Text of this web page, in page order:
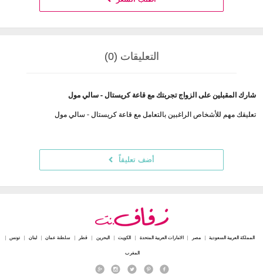
التعليقات (0)
شارك المقبلين على الزواج تجربتك مع قاعة كريستال - سالي مول
تعليقك مهم للأشخاص الراغبين بالتعامل مع قاعة كريستال - سالي مول
أضف تعليقاً
المملكة العربية السعودية مصر الامارات العربية المتحدة الكويت البحرين قطر سلطنة عمان لبنان تونس
المغرب